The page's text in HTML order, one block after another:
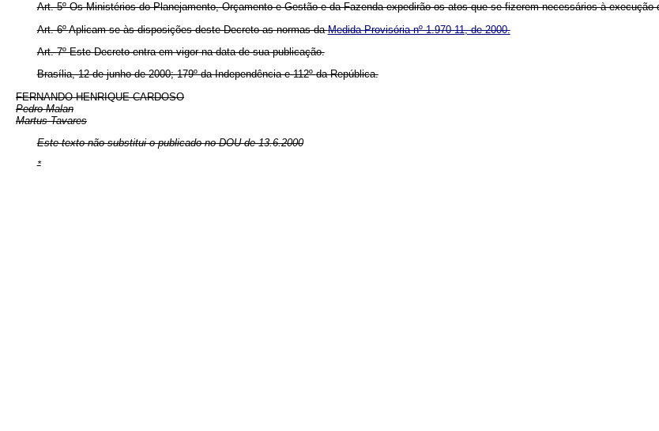
Art. 5º Os Ministérios do Planejamento, Orçamento e Gestão e da Fazenda expedirão os atos que se fizerem necessários à execução
Art. 6ºAplicam-se às disposições deste Decreto as normas daMedida Provisória nº 1.970-11, de 2000.
Art. 7º Este Decreto entra em vigor na data de sua publicação.
Brasília, 12 de junho de 2000; 179ºda Independência e 112ºda República.
FERNANDO HENRIQUE CARDOSO
Pedro Malan
Martus Tavares
Este texto não substitui o publicado no DOU de 13.6.2000
*